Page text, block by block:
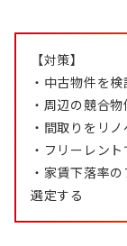
【対策】
・中古物件を
・周辺の競合
・間取りをリ
・フリーレン
・家賃下落率
選定する